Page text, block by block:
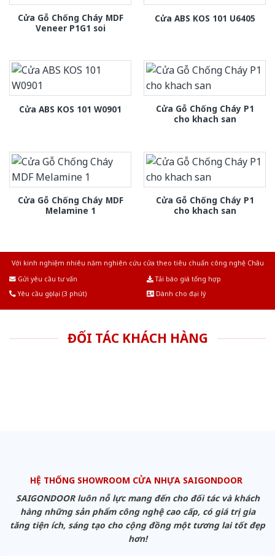
Cửa Gỗ Chống Cháy MDF
Veneer P1G1 soi
Cửa ABS KOS 101 U6405
Cửa ABS KOS 101 W0901
Cửa Gỗ Chống Cháy P1
cho khach san
Cửa Gỗ Chống Cháy MDF
Melamine 1
Cửa Gỗ Chống Cháy P1
cho khach san
Với kinh nghiệm nhiêu năm nghiên cứu cửa theo tiêu chuẩn công nghệ Châu
Gửi yêu cầu tư vấn
Tải báo giá tổng hợp
Yêu cầu gọi lại (3 phút)
Dành cho đại lý
ĐỐI TÁC KHÁCH HÀNG
HỆ THỐNG SHOWROOM CỬA NHỰA SAIGONDOOR
SAIGONDOOR luôn nỗ lực mang đến cho đối tác và khách
hàng những sản phẩm công nghệ cao cấp, có giá trị gia
tăng tiện ích, sáng tạo cho cộng đồng một tương lai tốt đẹp
hơn!